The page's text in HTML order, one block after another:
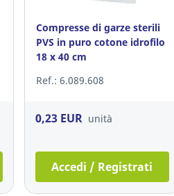
Compresse di garze sterili
PVS in puro cotone idrofilo
18 x 40 cm
Ref.: 6.089.608
0,23 EUR unità
Accedi / Registrati